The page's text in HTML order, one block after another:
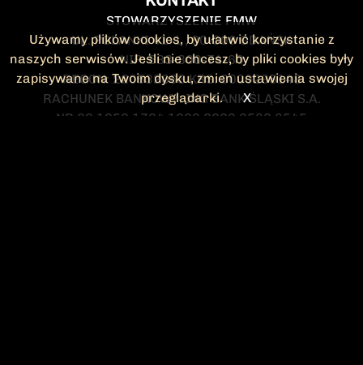
STOWARZYSZENIE FMW
UL. POLANKI 41-1 , 80-308 GDAŃSK
NIP: 583-300-74-60
REGON: 220532063 KRS: 0000295148
RACHUNEK BANKOWY: ING BANK ŚLĄSKI S.A.
NR 90 1050 1764 1000 0023 2582 8545
Używamy plików cookies, by ułatwić korzystanie z
naszych serwisów. Jeśli nie chcesz, by pliki cookies były
zapisywane na Twoim dysku, zmień ustawienia swojej
przeglądarki.
X